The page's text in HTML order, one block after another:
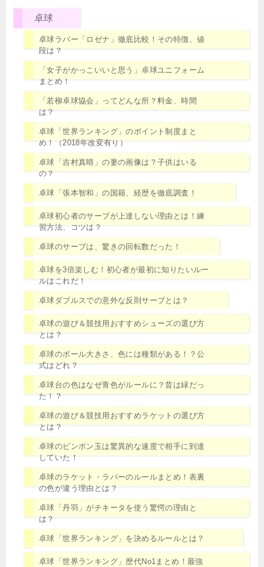
卓球
卓球ラバー「ロゼナ」徹底比較！その特徴、値
段は？
「女子がかっこいいと思う」卓球ユニフォーム
まとめ！
「若柳卓球協会」ってどんな所？料金、時間
は？
卓球「世界ランキング」のポイント制度まと
め！（2018年改変有り）
卓球「吉村真晴」の妻の画像は？子供はいる
の？
卓球「張本智和」の国籍、経歴を徹底調査！
卓球初心者のサーブが上達しない理由とは！練
習方法、コツは？
卓球のサーブは、驚きの回転数だった！
卓球を3倍楽しむ！初心者が最初に知りたいルー
ルはこれだ！
卓球ダブルスでの意外な反則サーブとは？
卓球の遊び＆競技用おすすめシューズの選び方
とは？
卓球のボール大きさ、色には種類がある！？公
式はどれ？
卓球台の色はなぜ青色がルールに？昔は緑だっ
た！？
卓球の遊び＆競技用おすすめラケットの選び方
とは？
卓球のピンポン玉は驚異的な速度で相手に到達
していた！
卓球のラケット・ラバーのルールまとめ！表裏
の色が違う理由とは？
卓球「丹羽」がチキータを使う驚愕の理由と
は？
卓球「世界ランキング」を決めるルールとは？
卓球「世界ランキング」歴代No1まとめ！最強